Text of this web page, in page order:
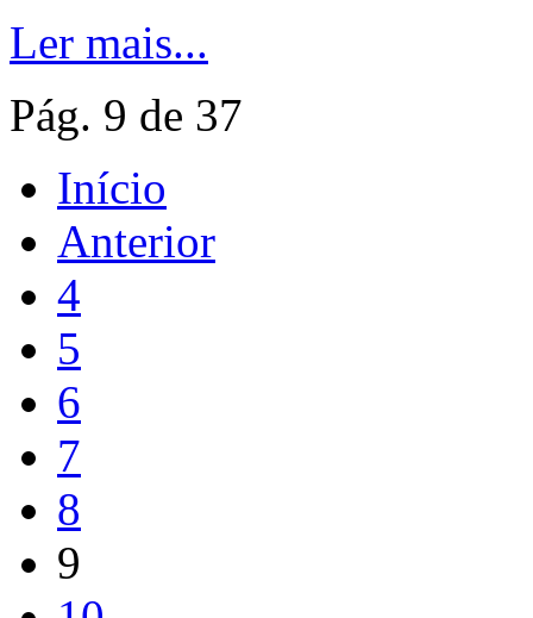
Ler mais...
Pág. 9 de 37
Início
Anterior
4
5
6
7
8
9